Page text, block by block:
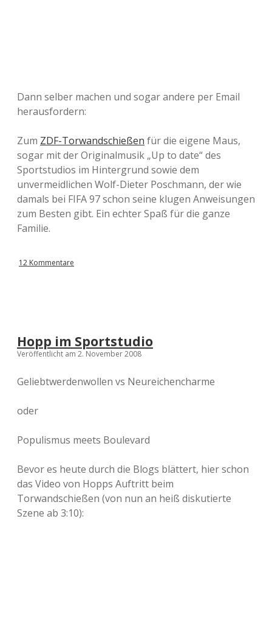
Dann selber machen und sogar andere per Email
herausfordern:
Zum ZDF-Torwandschießen für die eigene Maus,
sogar mit der Originalmusik „Up to date“ des
Sportstudios im Hintergrund sowie dem
unvermeidlichen Wolf-Dieter Poschmann, der wie
damals bei FIFA 97 schon seine klugen Anweisungen
zum Besten gibt. Ein echter Spaß für die ganze
Familie.
12 Kommentare
Hopp im Sportstudio
Veröffentlicht am 2. November 2008
Geliebtwerdenwollen vs Neureichencharme
oder
Populismus meets Boulevard
Bevor es heute durch die Blogs blättert, hier schon
das Video von Hopps Auftritt beim
Torwandschießen (von nun an heiß diskutierte
Szene ab 3:10):